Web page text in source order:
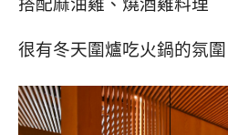
搭配麻油雞、燒酒雞料理
很有冬天圍爐吃火鍋的氛圍